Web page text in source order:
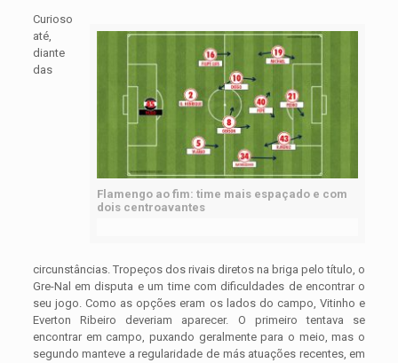
Flamengo ao fim: time mais espaçado e com
dois centroavantes
Curioso
até,
diante
das
circunstâncias. Tropeços dos rivais diretos na briga pelo título, o
Gre-Nal em disputa e um time com dificuldades de encontrar o
seu jogo. Como as opções eram os lados do campo, Vitinho e
Everton Ribeiro deveriam aparecer. O primeiro tentava se
encontrar em campo, puxando geralmente para o meio, mas o
segundo manteve a regularidade de más atuações recentes, em